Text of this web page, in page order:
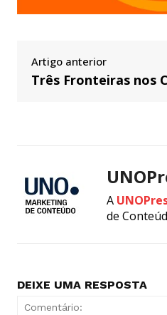
Artigo anterior
Três Fronteiras nos
A
de
DEIXE UMA RESPOSTA